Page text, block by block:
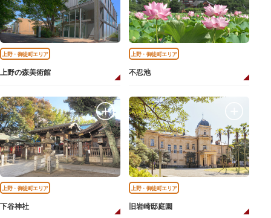
上野・御徒町エリア
上野の森美術館
上野・御徒町エリア
不忍池
上野・御徒町エリア
下谷神社
上野・御徒町エリア
旧岩崎邸庭園